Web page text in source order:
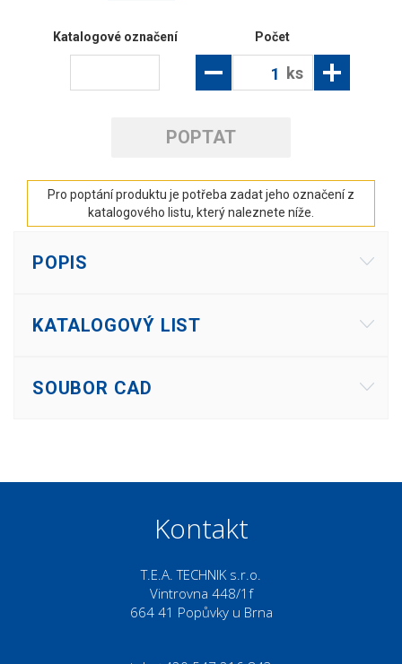
Katalogové označení Počet
ks
POPTAT
Pro poptání produktu je potřeba zadat jeho označení z
katalogového listu, který naleznete níže.
POPIS
KATALOGOVÝ LIST
SOUBOR CAD
Kontakt
T.E.A. TECHNIK s.r.o.
Vintrovna 448/1f
664 41 Popůvky u Brna